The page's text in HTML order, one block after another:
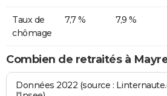
Taux de
chômage
7,7 % 7,9 %
Combien de retraités à
Données 2022 (source :